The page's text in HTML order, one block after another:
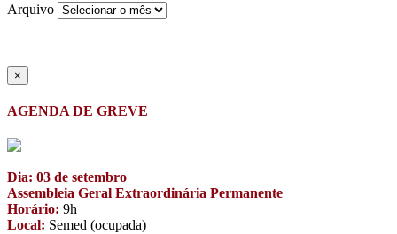
Arquivo
×
AGENDA DE GREVE
Dia: 03 de setembro
Assembleia Geral Extraordinária Permanente
Horário: 9h
Local: Semed (ocupada)